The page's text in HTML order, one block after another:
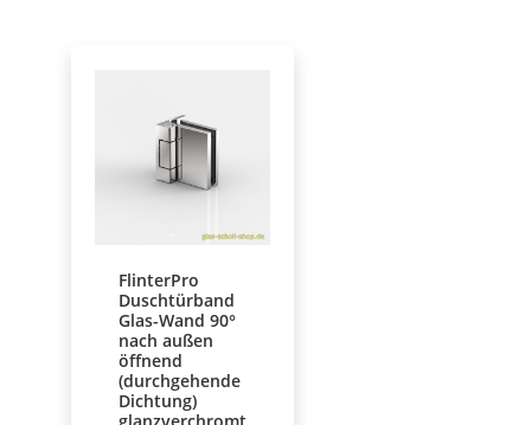
FlinterPro
Duschtürband
Glas-Wand 90°
nach außen
öffnend
(durchgehende
Dichtung)